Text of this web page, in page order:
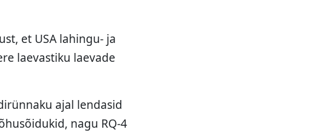
et USA lahingu- ja
laevastiku laevade
ajal lendasid
nagu RQ-4